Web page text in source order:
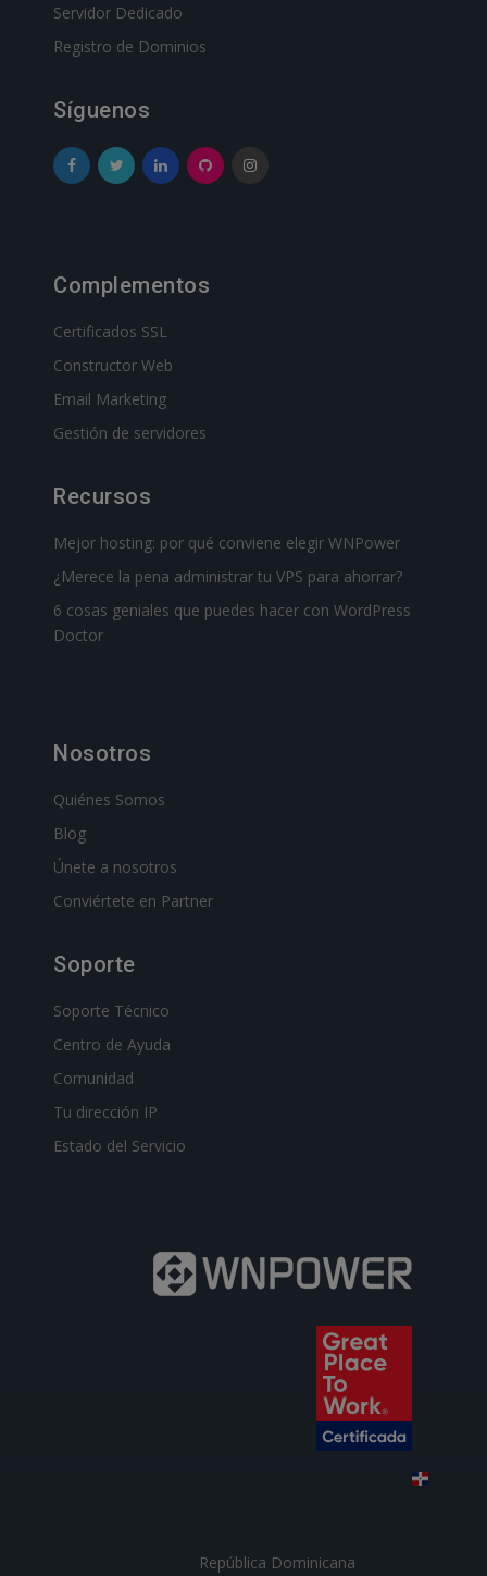
Servidor Dedicado
Registro de Dominios
Síguenos
Complementos
Certificados SSL
Constructor Web
Email Marketing
Gestión de servidores
Recursos
Mejor hosting: por qué conviene elegir WNPower
¿Merece la pena administrar tu VPS para ahorrar?
6 cosas geniales que puedes hacer con WordPress
Doctor
Nosotros
Quiénes Somos
Blog
Únete a nosotros
Conviértete en Partner
Soporte
Soporte Técnico
Centro de Ayuda
Comunidad
Tu dirección IP
Estado del Servicio
República Dominicana